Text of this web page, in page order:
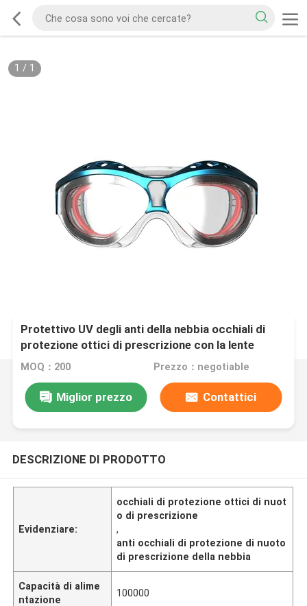
1 / 1
Protettivo UV degli anti della nebbia occhiali di
protezione ottici di prescrizione con la lente
rispecchiata
MOQ：200 Prezzo：negotiable
Miglior prezzo Contattici
DESCRIZIONE DI PRODOTTO
Evidenziare:
occhiali di protezione ottici di nuot
o di prescrizione
,
anti occhiali di protezione di nuoto
di prescrizione della nebbia
Capacità di alime
ntazione
100000